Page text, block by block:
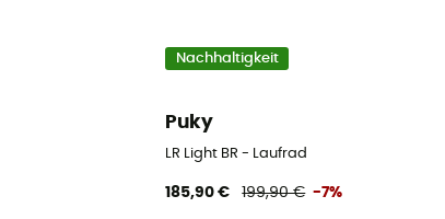
Nachhaltigkeit
Puky
LR Light BR - Laufrad
185,90 € 199,90 € -7%